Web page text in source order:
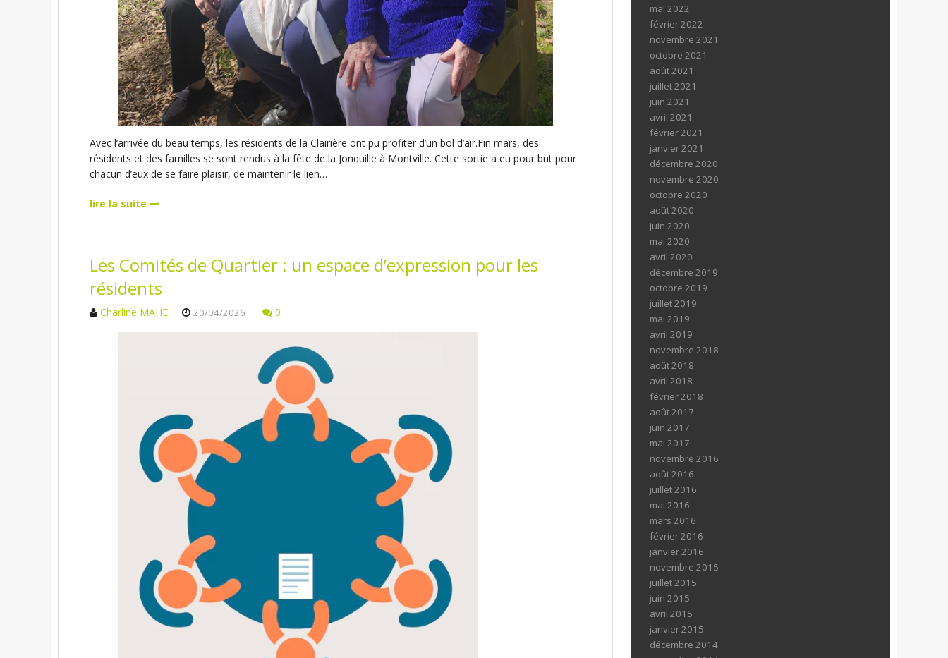
Avec l’arrivée du beau temps, les résidents de la Clairière ont pu profiter d’un bol d’air.Fin mars, des
résidents et des familles se sont rendus à la fête de la Jonquille à Montville. Cette sortie a eu pour but pour
chacun d’eux de se faire plaisir, de maintenir le lien…
lire la suite
Les Comités de Quartier : un espace d’expression pour les
résidents
Charline MAHE 20/04/2026 0
mai 2022
février 2022
novembre 2021
octobre 2021
août 2021
juillet 2021
juin 2021
avril 2021
février 2021
janvier 2021
décembre 2020
novembre 2020
octobre 2020
août 2020
juin 2020
mai 2020
avril 2020
décembre 2019
octobre 2019
juillet 2019
mai 2019
avril 2019
novembre 2018
août 2018
avril 2018
février 2018
août 2017
juin 2017
mai 2017
novembre 2016
août 2016
juillet 2016
mai 2016
mars 2016
février 2016
janvier 2016
novembre 2015
juillet 2015
juin 2015
avril 2015
janvier 2015
décembre 2014